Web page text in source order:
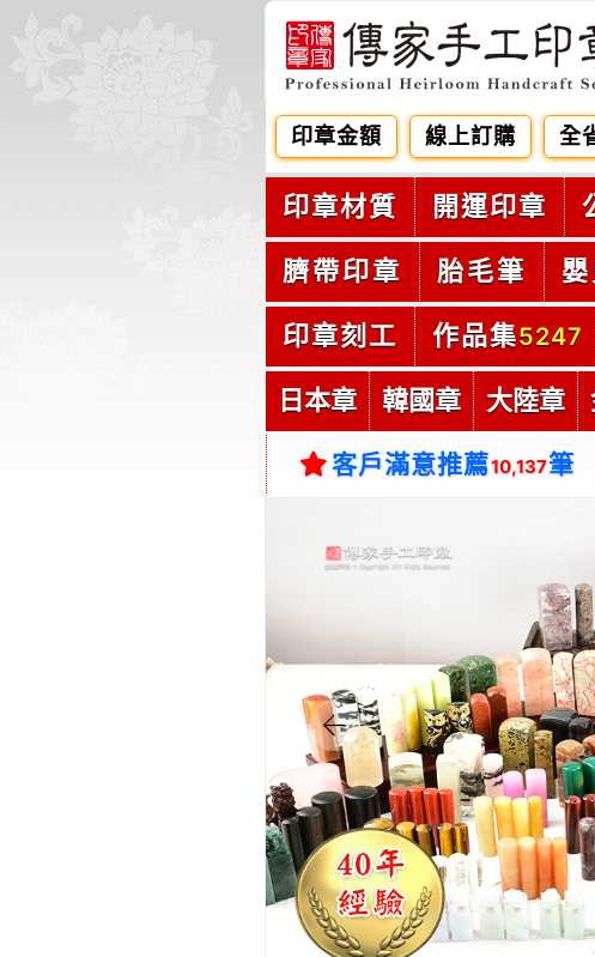
印章金額 線上訂購 全
印章材質 開運印章
臍帶印章 胎毛筆
印章刻工 作品集5247
日本章 韓國章 大陸章
客戶滿意推薦10,137筆